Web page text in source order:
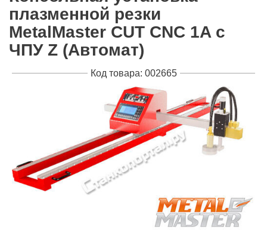
плазменной резки
MetalMaster CUT CNC 1A с
ЧПУ Z (Автомат)
Код товара: 002665